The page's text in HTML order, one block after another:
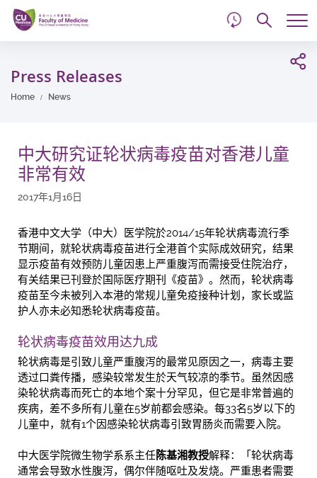
Skip
main
content
Press Releases
Home News
中大研究证轮状病毒疫苗对香港儿童
非常有效
2017年1月16日
香港中文大学（中大）医学院於2014/15年轮状病毒流行季
节期间，就轮状病毒疫苗进行全港首个实际成效研究，结果
显示疫苗有效预防儿童因患上严重腹泻而需接受住院治疗，
有关结果已刊登於国际医疗期刊《疫苗》。然而，轮状病毒
疫苗至今未被列入本港的常规儿童免疫接种计划，家长或监
护人亦未必知悉轮状病毒疫苗。
轮状病毒疫苗效用达九成
轮状病毒是引致儿童严重腹泻的最常见原因之一，病毒主要
透过口粪传播，感染较常发生於天气较凉的季节。虽然因感
染轮状病毒而死亡的本地个案十分罕见，但它是非常普遍的
疾病，差不多所有儿童在5岁前都会感染。每33名5岁以下的
儿童中，就有1个因感染轮状病毒引致胃肠炎而需要入院。
中大医学院微生物学系系主任陈基湘教授解释：「轮状病毒
通常会导致水性腹泻，偶尔伴随呕吐及发烧。严重患者需要